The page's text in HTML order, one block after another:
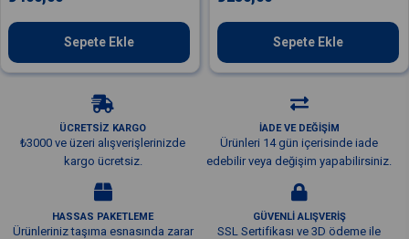
Sepete Ekle Sepete Ekle
ÜCRETSİZ KARGO
₺3000 ve üzeri alışverişlerinizde
kargo ücretsiz.
İADE VE DEĞİŞİM
Ürünleri 14 gün içerisinde iade
edebilir veya değişim yapabilirsiniz.
HASSAS PAKETLEME
Ürünleriniz taşıma esnasında zarar
GÜVENLİ ALIŞVERİŞ
SSL Sertifikası ve 3D ödeme ile